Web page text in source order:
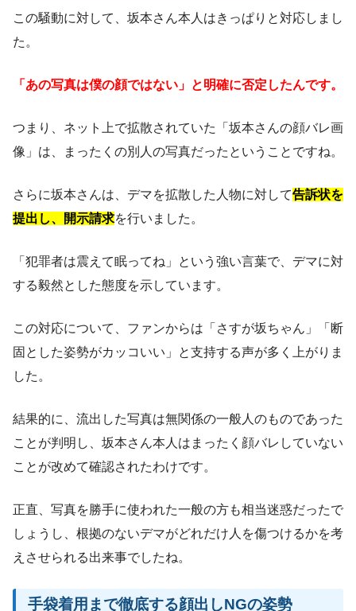
この騒動に対して、坂本さん本人はきっぱりと対応しまし
た。
「あの写真は僕の顔ではない」と明確に否定したんです。
つまり、ネット上で拡散されていた「坂本さんの顔バレ画
像」は、まったくの別人の写真だったということですね。
さらに坂本さんは、デマを拡散した人物に対して告訴状を
提出し、開示請求を行いました。
「犯罪者は震えて眠ってね」という強い言葉で、デマに対
する毅然とした態度を示しています。
この対応について、ファンからは「さすが坂ちゃん」「断
固とした姿勢がカッコいい」と支持する声が多く上がりま
した。
結果的に、流出した写真は無関係の一般人のものであった
ことが判明し、坂本さん本人はまったく顔バレしていない
ことが改めて確認されたわけです。
正直、写真を勝手に使われた一般の方も相当迷惑だったで
しょうし、根拠のないデマがどれだけ人を傷つけるかを考
えさせられる出来事でしたね。
手袋着用まで徹底する顔出しNGの姿勢